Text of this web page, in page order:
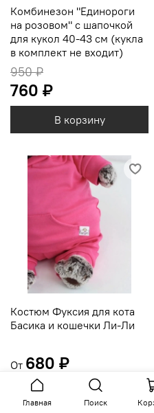
Комбинезон "Единороги
на розовом" с шапочкой
для кукол 40-43 см (кукла
в комплект не входит)
950 ₽
760 ₽
В корзину
Костюм Фуксия для кота
Басика и кошечки Ли-Ли
От 680 ₽
Выбрать
Главная Поиск